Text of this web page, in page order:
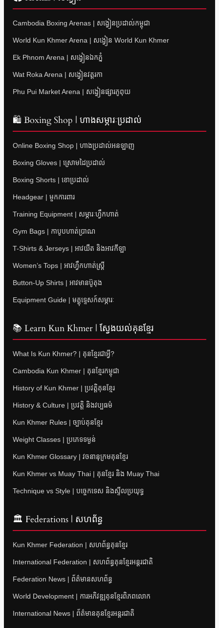
Cambodia Boxing Arenas | សង្វៀនប្រដាល់កម្ពុជា
World Kun Khmer Arena | សង្វៀន World Kun Khmer
Ek Phnom Arena | សង្វៀនឯកភ្នំ
Wat Roka Arena | សង្វៀនវត្តរកា
Phu Pui Market Arena | សង្វៀនផ្សារភូពុយ
🛍 Boxing Shop | ហាងសម្ភារៈប្រដាល់
Online Boxing Shop | ហាងប្រដាល់អនឡាញ
Boxing Gloves | ស្រោមដៃប្រដាល់
Boxing Shorts | ខោប្រដាល់
Headgear | មួកការពារ
Training Equipment | សម្ភារៈហ្វឹកហាត់
Gym Bags | កាបូបហាត់ប្រាណ
T-Shirts & Jerseys | អាវយឺត និងអាវកីឡា
Women’s Tops | អាវហ្វឹកហាត់ស្ត្រី
Button-Up Shirts | អាវមានប៊ូតុង
Equipment Guide | មគ្គុទ្ទេសក៍សម្ភារៈ
📚 Learn Kun Khmer | ស្វែងយល់គុនខ្មែរ
What Is Kun Khmer? | គុនខ្មែរជាអ្វី?
Cambodia Kun Khmer | គុនខ្មែរកម្ពុជា
History of Kun Khmer | ប្រវត្តិគុនខ្មែរ
History & Culture | ប្រវត្តិ និងវប្បធម៌
Kun Khmer Rules | ច្បាប់គុនខ្មែរ
Weight Classes | ប្រភេទទម្ងន់
Kun Khmer Glossary | វចនានុក្រមគុនខ្មែរ
Kun Khmer vs Muay Thai | គុនខ្មែរ និង Muay Thai
Technique vs Style | បច្ចេកទេស និងស្ទីលប្រយុទ្ធ
🏛 Federations | សហព័ន្ធ
Kun Khmer Federation | សហព័ន្ធគុនខ្មែរ
International Federation | សហព័ន្ធគុនខ្មែរអន្តរជាតិ
Federation News | ព័ត៌មានសហព័ន្ធ
World Development | ការអភិវឌ្ឍគុនខ្មែរពិភពលោក
International News | ព័ត៌មានគុនខ្មែរអន្តរជាតិ